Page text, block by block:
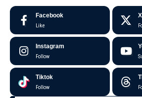
Facebook
Like
X
Instagram
Follow
Tiktok
Follow